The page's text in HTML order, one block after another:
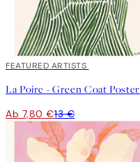
40%*
FEATURED ARTISTS
La Poire - Green Coat Poster
Ab 7,80 €13 €